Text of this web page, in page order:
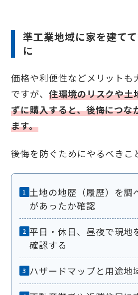
準工業地域に家を建て
に
価格や利便性などメリットも
ですが、住環境のリスクや土
ずに購入すると、後悔につな
ます。
後悔を防ぐためにやるべきこ
土地の地歴（履歴）を調
があったか確認
平日・休日、昼夜で現地
確認する
ハザードマップと用途地